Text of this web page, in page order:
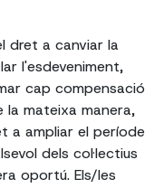
dret a canviar la
l'esdeveniment,
cap compensació
mateixa manera,
a ampliar el període
dels col·lectius
oportú. Els/les